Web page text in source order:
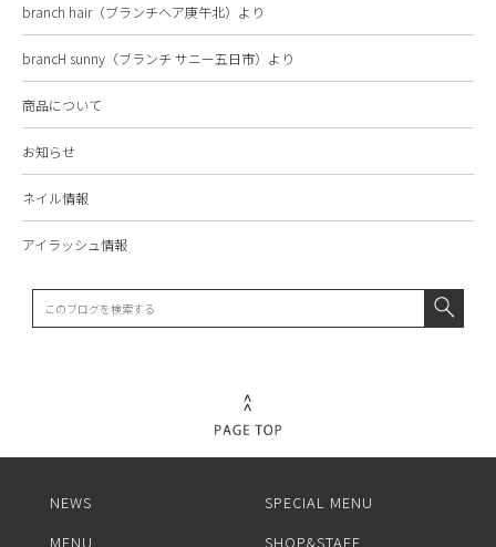
branch hair（ブランチヘア庚午北）より
brancH sunny（ブランチ サニー五日市）より
商品について
お知らせ
ネイル情報
アイラッシュ情報
NEWS
SPECIAL MENU
MENU
SHOP&STAFF